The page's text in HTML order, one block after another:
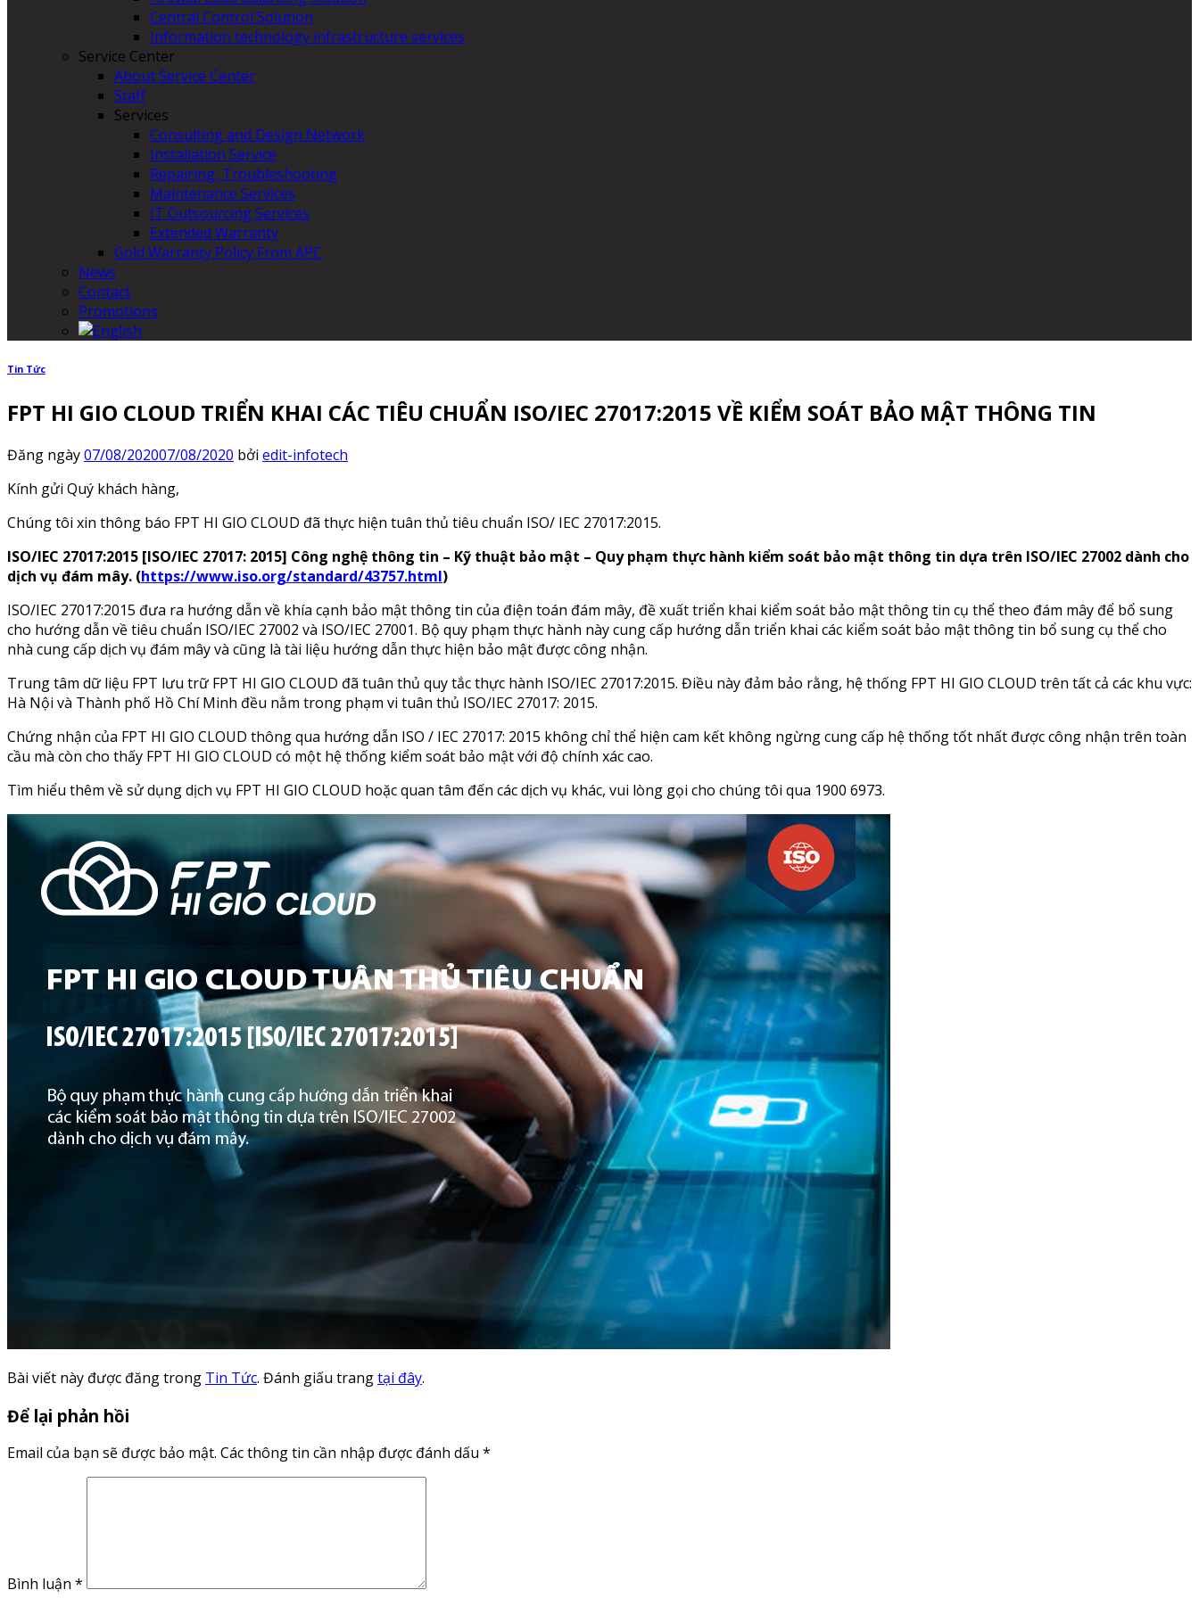
Central Control Solution
Information technology infrastructure services
Service Center
About Service Center
Staff
Services
Consulting and Design Network
Installation Service
Repairing, Troubleshooting
Maintenance Services
IT Outsourcing Services
Extended Warranty
Gold Warranty Policy From APC
News
Contact
Promotions
Tin Tức
FPT HI GIO CLOUD TRIỂN KHAI CÁC TIÊU CHUẨN ISO/IEC 27017:2015 VỀ KIỂM SOÁT BẢO MẬT THÔNG TIN
Đăng ngày07/08/202007/08/2020 bởi edit-infotech
Kính gửi Quý khách hàng,
Chúng tôi xin thông báo FPT HI GIO CLOUD đã thực hiện tuân thủ tiêu chuẩn ISO/ IEC 27017:2015.
ISO/IEC 27017:2015 [ISO/IEC 27017: 2015] Công nghệ thông tin – Kỹ thuật bảo mật – Quy phạm thực hành kiểm soát bảo mật thông tin dựa trên ISO/IEC 27002 dành cho
dịch vụ đám mây. (https://www.iso.org/standard/43757.html)
ISO/IEC 27017:2015 đưa ra hướng dẫn về khía cạnh bảo mật thông tin của điện toán đám mây, đề xuất triển khai kiểm soát bảo mật thông tin cụ thể theo đám mây để bổ sung
cho hướng dẫn về tiêu chuẩn ISO/IEC 27002 và ISO/IEC 27001. Bộ quy phạm thực hành này cung cấp hướng dẫn triển khai các kiểm soát bảo mật thông tin bổ sung cụ thể cho
nhà cung cấp dịch vụ đám mây và cũng là tài liệu hướng dẫn thực hiện bảo mật được công nhận.
Trung tâm dữ liệu FPT lưu trữ FPT HI GIO CLOUD đã tuân thủ quy tắc thực hành ISO/IEC 27017:2015. Điều này đảm bảo rằng, hệ thống FPT HI GIO CLOUD trên tất cả các khu vực:
Hà Nội và Thành phố Hồ Chí Minh đều nằm trong phạm vi tuân thủ ISO/IEC 27017: 2015.
Chứng nhận của FPT HI GIO CLOUD thông qua hướng dẫn ISO / IEC 27017: 2015 không chỉ thể hiện cam kết không ngừng cung cấp hệ thống tốt nhất được công nhận trên toàn
cầu mà còn cho thấy FPT HI GIO CLOUD có một hệ thống kiểm soát bảo mật với độ chính xác cao.
Tìm hiểu thêm về sử dụng dịch vụ FPT HI GIO CLOUD hoặc quan tâm đến các dịch vụ khác, vui lòng gọi cho chúng tôi qua 1900 6973.
Bài viết này được đăng trong Tin Tức. Đánh giấu trangtại đây.
Để lại phản hồi
Email của bạn sẽ được bảo mật. Các thông tin cần nhập được đánh dấu *
Bình luận *